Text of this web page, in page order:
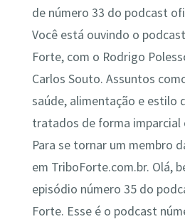
de número 33 do podcast
Você está ouvindo o
Forte, com o Rodrigo
Carlos Souto. Assuntos
saúde, alimentação e estilo
tratados de forma imparcial
Para se tornar um membro
em TriboForte.com.br. Olá,
episódio número 35 do
Forte. Esse é o podcast